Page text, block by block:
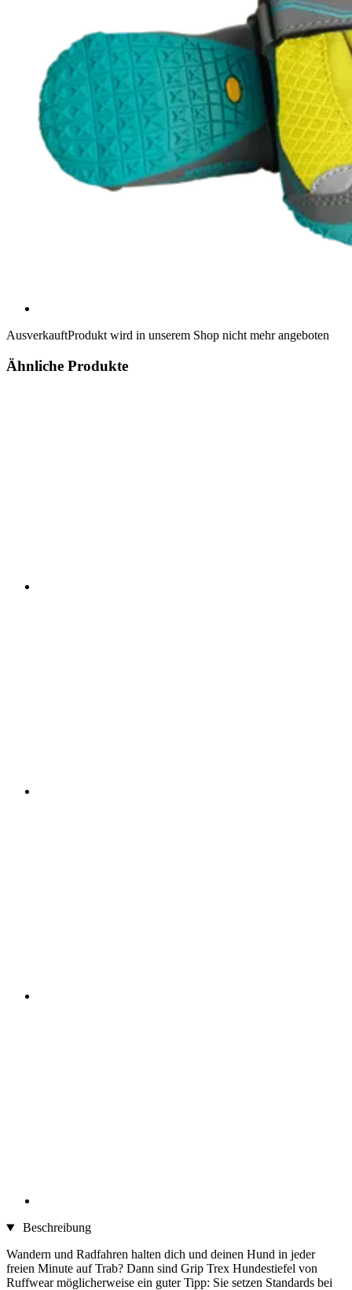
AusverkauftProdukt wird in unserem Shop nicht mehr angeboten
Ähnliche Produkte
Beschreibung
Wandern und Radfahren halten dich und deinen Hund in jeder
freien Minute auf Trab? Dann sind Grip Trex Hundestiefel von
Ruffwear möglicherweise ein guter Tipp: Sie setzen Standards bei